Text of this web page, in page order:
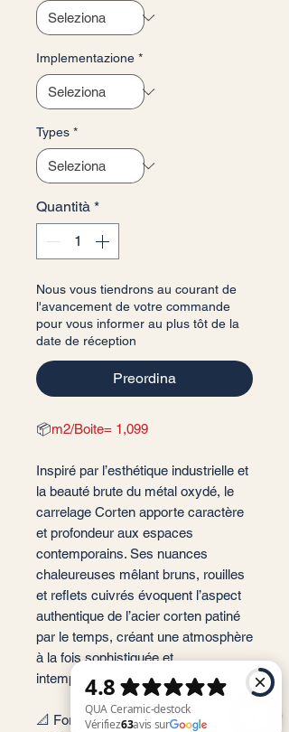
Implementazione *
Types *
Quantità *
Nous vous tiendrons au courant de
l'avancement de votre commande
pour vous informer au plus tôt de la
date de réception
Preordina
📦m2/Boite= 1,099
Inspiré par l’esthétique industrielle et
la beauté brute du métal oxydé, le
carrelage Corten apporte caractère
et profondeur aux espaces
contemporains. Ses nuances
chaleureuses mêlant bruns, rouilles
et reflets cuivrés évoquent l’aspect
authentique de l’acier corten patiné
par le temps, créant une atmosphère
à la fois sophistiquée et
intemporelle.
📐 Format: 26x30,2 cm